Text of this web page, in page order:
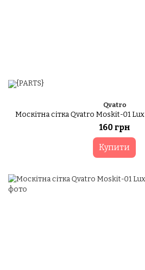
Qvatro
Москітна сітка Qvatro Moskit-01
160 грн
Купити